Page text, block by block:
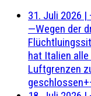
31. Juli 2026 |
—Wegen der
hat Italien alle
Luftgrenzen